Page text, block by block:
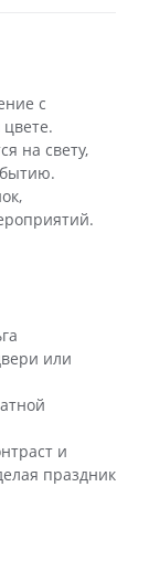
с
на свету,
или
и
праздник